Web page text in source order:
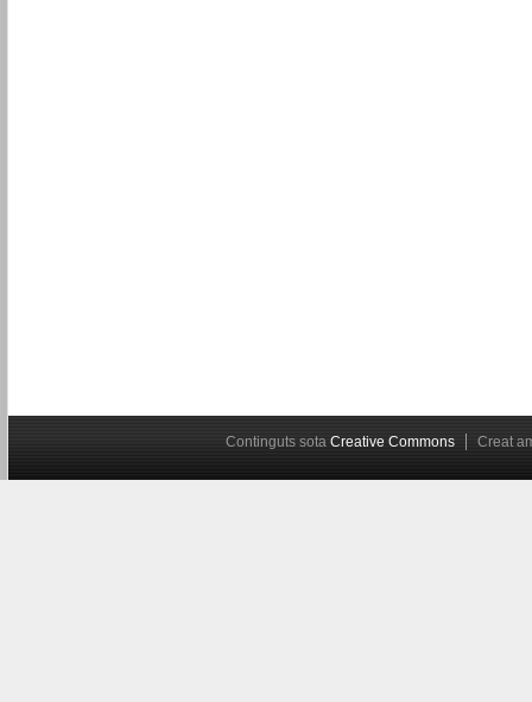
Continguts sota Creative Commons Creat